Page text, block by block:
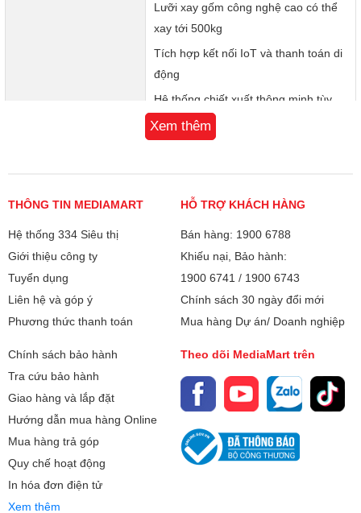
Cụm pha kim loại dung tích lớn – Pha 300 ly mỗi ngày,
bền bỉ và ổn định
F20 sử dụng cụm pha bằng kim loại bền vững, dung tích
chứa lên đến 21g cà phê xay, phù hợp với các mô hình kinh
doanh cần phục vụ liên tục, hiệu suất cao.
Hệ thống vệ sinh tự động all-in-one – Tiết kiệm thời
gian, vận hành dễ dàng
Không cần thao tác thủ công rườm rà, máy tự động làm
sạch toàn bộ hệ thống sau mỗi chu kỳ hoạt động. Điều này
giúp giảm chi phí bảo trì, đảm bảo vệ sinh và tuổi thọ cho
Lưỡi xay gốm công nghệ cao có thể
xay tới 500kg
Tích hợp kết nối IoT và thanh toán di
động
Hệ thống chiết xuất thông minh tùy
chỉnh tiền pha
sữa mịn màng
Cụm pha kim loại dung tích lớn đáp
ứng nhu cầu pha chế liên tục
Kích thước: 310 x 560x 660 mm
Trọng lượng:
Xuất xứ Trung Quốc
Xem thêm
THÔNG TIN MEDIAMART
Hệ thống 334 Siêu thị
Giới thiệu công ty
Tuyển dụng
Liên hệ và góp ý
Phương thức thanh toán
HỖ TRỢ KHÁCH HÀNG
Bán hàng: 1900 6788
Khiếu nại, Bảo hành:
1900 6741 / 1900 6743
Chính sách 30 ngày đổi mới
Mua hàng Dự án/ Doanh nghiệp
Chính sách bảo hành
Tra cứu bảo hành
Giao hàng và lắp đặt
Hướng dẫn mua hàng Online
Mua hàng trả góp
Quy chế hoạt động
In hóa đơn điện tử
Xem thêm
Theo dõi MediaMart trên